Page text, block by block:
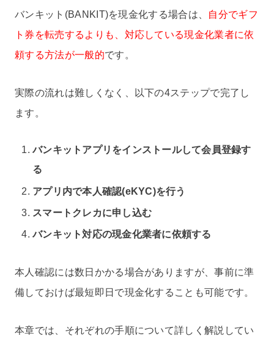
バンキット(BANKIT)を現金化する場合は、 自分でギフ
ト券を転売するよりも、対応している現金化業者に依
頼する方法が一般的です。
実際の流れは難しくなく、以下の4ステップで完了し
ます。
バンキットアプリをインストールして会員登録す
る
アプリ内で本人確認(eKYC)を行う
スマートクレカに申し込む
バンキット対応の現金化業者に依頼する
本人確認には数日かかる場合がありますが、事前に準
備しておけば最短即日で現金化することも可能です。
本章では、それぞれの手順について詳しく解説してい